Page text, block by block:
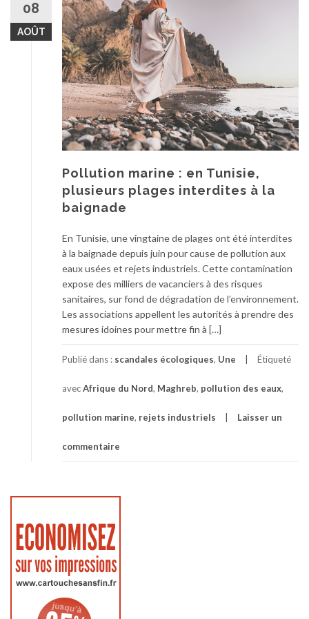
08
AOÛT
Pollution marine : en Tunisie,
plusieurs plages interdites à la
baignade
En Tunisie, une vingtaine de plages ont été interdites
à la baignade depuis juin pour cause de pollution aux
eaux usées et rejets industriels. Cette contamination
expose des milliers de vacanciers à des risques
sanitaires, sur fond de dégradation de l’environnement.
Les associations appellent les autorités à prendre des
mesures idoines pour mettre fin à […]
Publié dans : scandales écologiques, Une Étiqueté
avecAfrique du Nord, Maghreb, pollution des eaux,
pollution marine, rejets industriels Laisser un
commentaire